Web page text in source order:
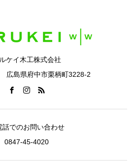
ケイ木工株式会社
広島県府中市栗柄町3228-2
話でのお問い合わせ
0847-45-4020